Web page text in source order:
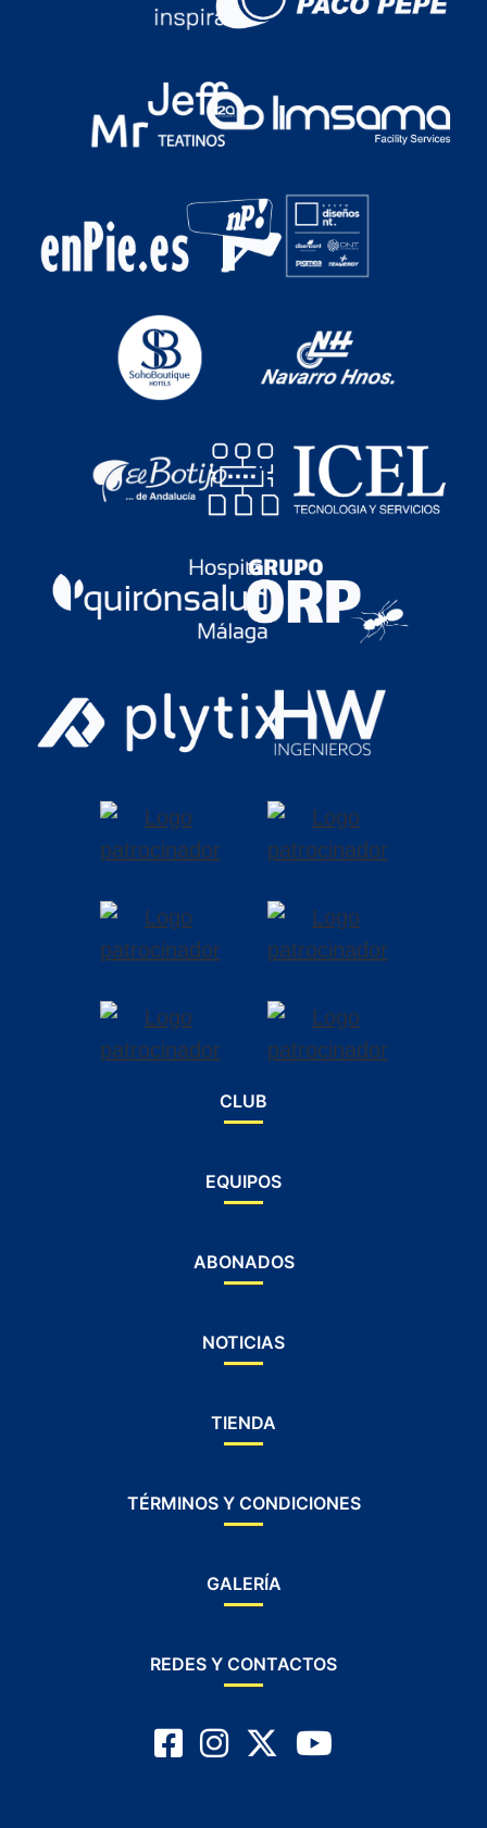
CLUB
EQUIPOS
ABONADOS
NOTICIAS
TIENDA
TÉRMINOS Y CONDICIONES
GALERÍA
REDES Y CONTACTOS